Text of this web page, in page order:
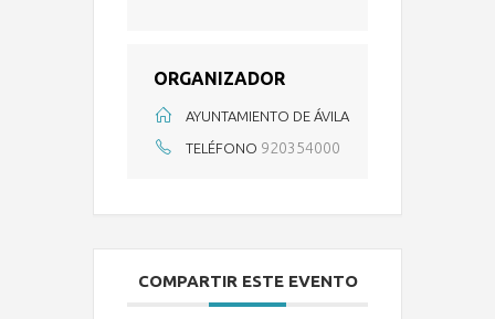
ORGANIZADOR
AYUNTAMIENTO DE ÁVILA
TELÉFONO 920354000
COMPARTIR ESTE EVENTO